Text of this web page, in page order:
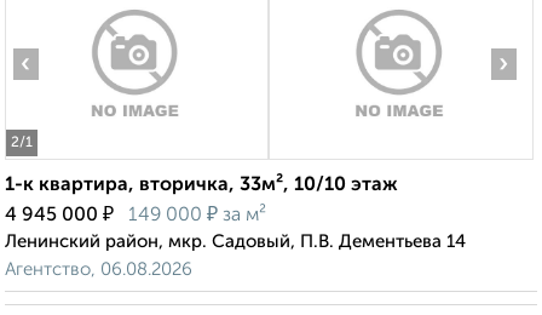
2/1
‹ ›
1-к квартира, вторичка, 33м², 10/10 этаж
4 945 000 ₽ 149 000 ₽ за м²
Ленинский район, мкр. Садовый, П.В. Дементьева 14
Агентство, 06.08.2026